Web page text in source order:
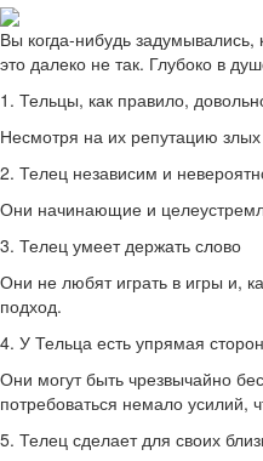
Вы когда-нибудь
это далеко не так. Глубоко в
1. Тельцы, как правило,
Несмотря на их репутацию
2. Телец независим и
Они начинающие и
3. Телец умеет держать слово
Они не любят играть в игры и,
подход.
4. У Тельца есть упрямая
Они могут быть чрезвычайно
потребоваться немало усилий,
5. Телец сделает для своих